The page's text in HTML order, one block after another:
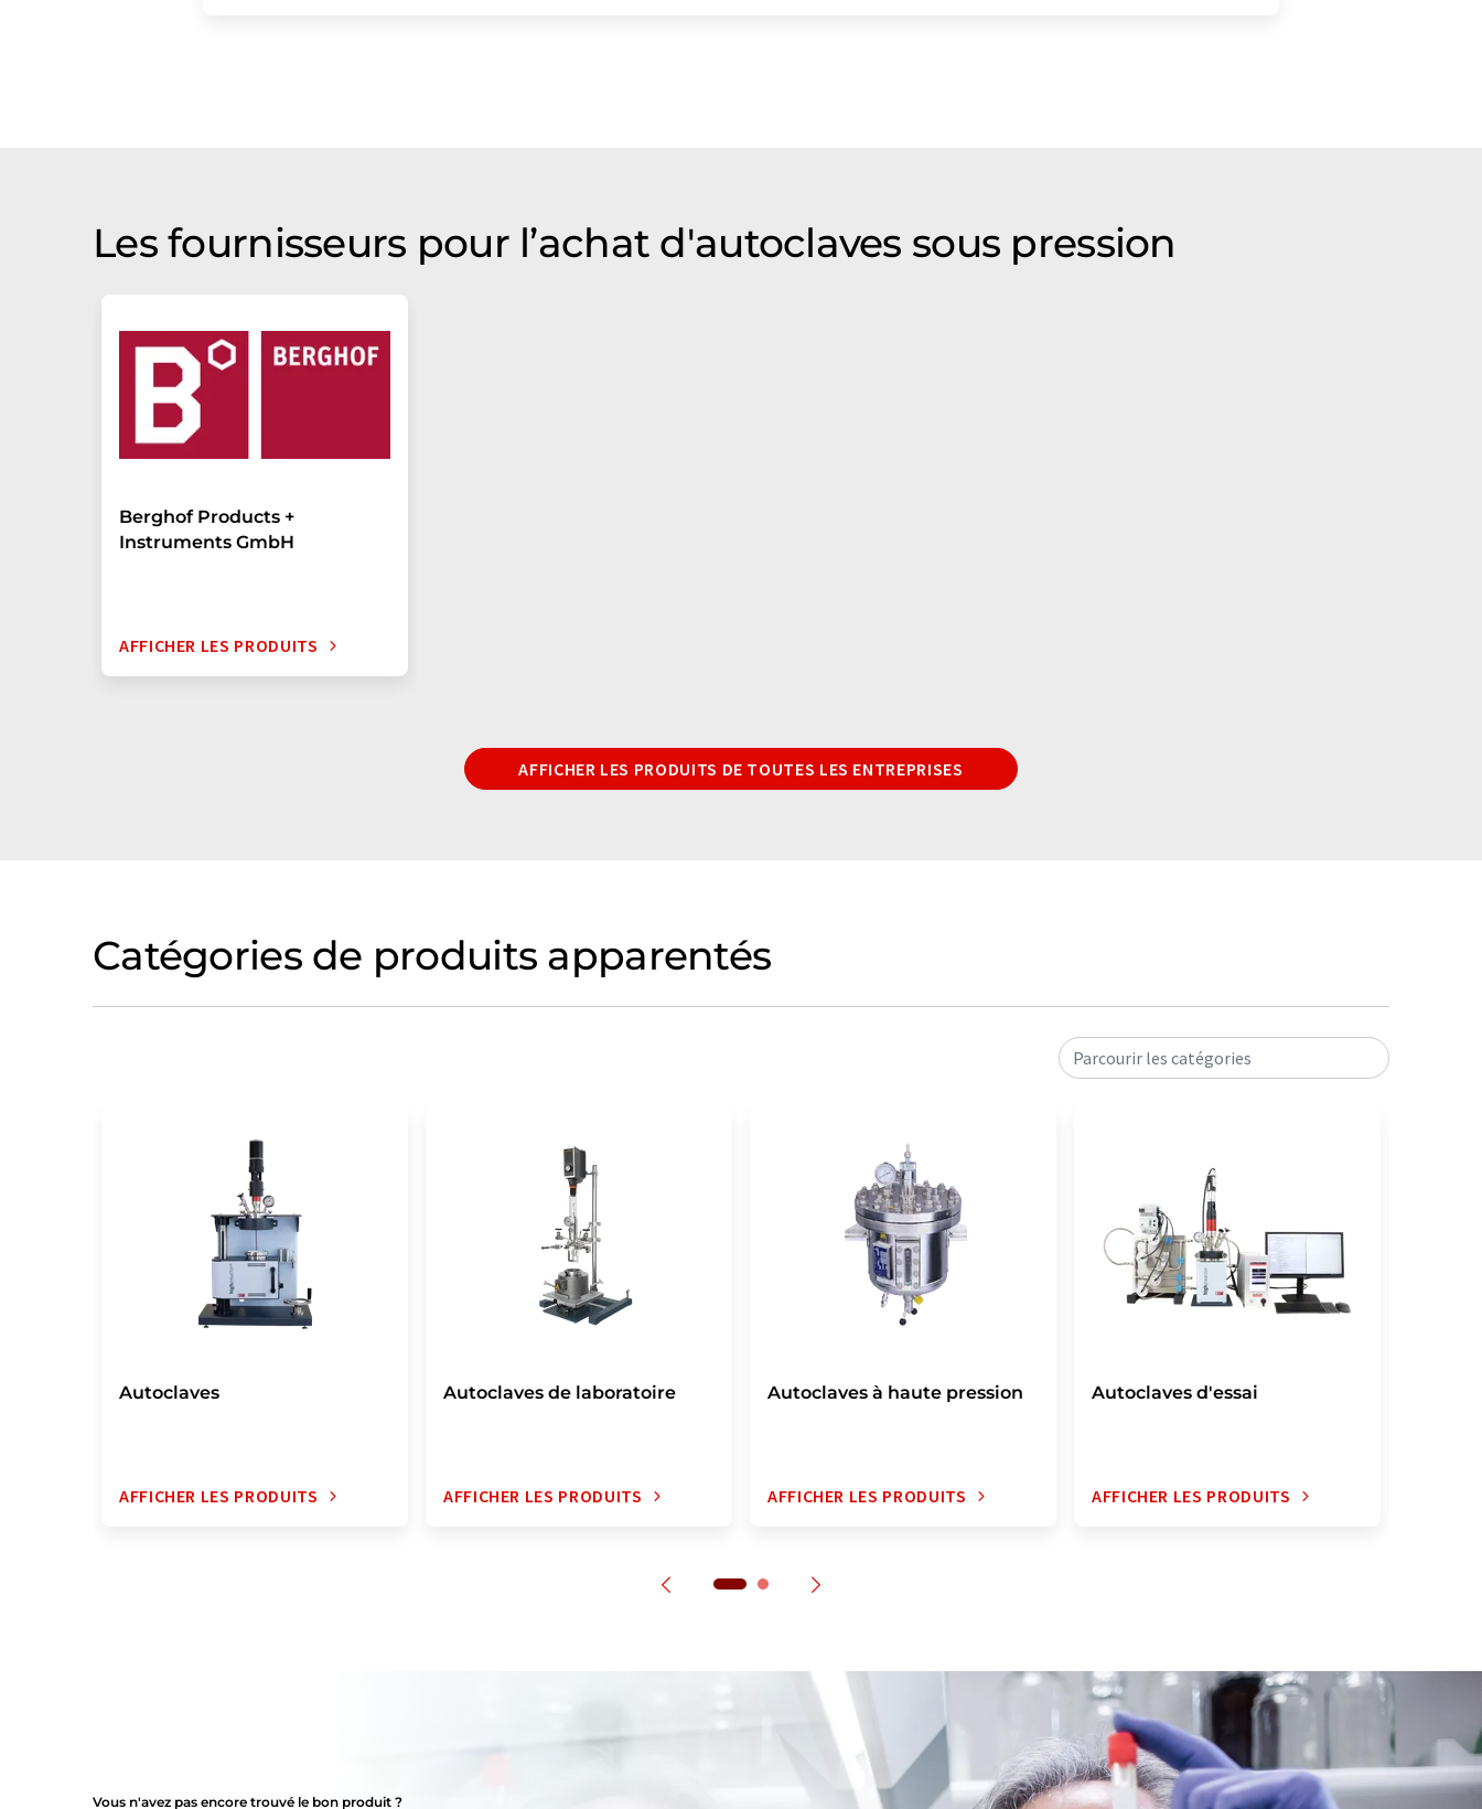
Les fournisseurs pour l’achat d'autoclaves sous pression
Berghof Products +
Instruments GmbH
AFFICHER LES PRODUITS
AFFICHER LES PRODUITS DE TOUTES LES ENTREPRISES
Catégories de produits apparentés
Parcourir les catégories
Autoclaves
AFFICHER LES PRODUITS
Autoclaves de laboratoire
AFFICHER LES PRODUITS
Autoclaves à haute pression
AFFICHER LES PRODUITS
Autoclaves d'essai
AFFICHER LES PRODUITS
Vous n'avez pas encore trouvé le bon produit ?